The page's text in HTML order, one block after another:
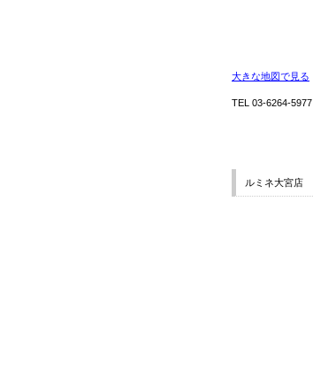
大きな地図で見る
TEL 03-6264-5977
ルミネ大宮店